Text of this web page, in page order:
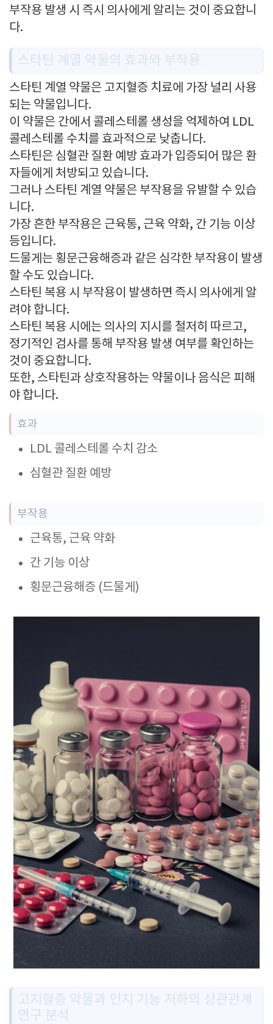
부작용 발생 시 즉시 의사에게 알리는 것이 중요합니
다.
스타틴 계열 약물의 효과와 부작용
스타틴 계열 약물은 고지혈증 치료에 가장 널리 사용
되는 약물입니다.
이 약물은 간에서 콜레스테롤 생성을 억제하여 LDL
콜레스테롤 수치를 효과적으로 낮춥니다.
스타틴은 심혈관 질환 예방 효과가 입증되어 많은 환
자들에게 처방되고 있습니다.
그러나 스타틴 계열 약물은 부작용을 유발할 수 있습
니다.
가장 흔한 부작용은 근육통, 근육 약화, 간 기능 이상
등입니다.
드물게는 횡문근융해증과 같은 심각한 부작용이 발생
할 수도 있습니다.
스타틴 복용 시 부작용이 발생하면 즉시 의사에게 알
려야 합니다.
스타틴 복용 시에는 의사의 지시를 철저히 따르고,
정기적인 검사를 통해 부작용 발생 여부를 확인하는
것이 중요합니다.
또한, 스타틴과 상호작용하는 약물이나 음식은 피해
야 합니다.
효과
LDL 콜레스테롤 수치 감소
심혈관 질환 예방
부작용
근육통, 근육 약화
간 기능 이상
횡문근융해증 (드물게)
고지혈증 약물과 인지 기능 저하의 상관관계
연구 분석